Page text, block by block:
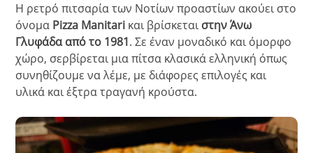
Η ρετρό πιτσαρία των Νοτίων προαστίων ακούει στο
όνομα Pizza Manitari και βρίσκεται στην Άνω
Γλυφάδα από το 1981. Σε έναν μοναδικό και όμορφο
χώρο, σερβίρεται μια πίτσα κλασικά ελληνική όπως
συνηθίζουμε να λέμε, με διάφορες επιλογές και
υλικά και έξτρα τραγανή κρούστα.